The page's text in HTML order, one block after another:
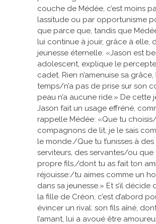
couche de Médée, c’est moins
lassitude ou par opportunisme
que parce que, tandis que
lui continue à jouir, grâce à elle,
jeunesse éternelle. «Jason est
adolescent, explique le
cadet. Rien n’amenuise sa grâce,
temps/n’a pas de prise sur son
peau n’a aucune ride.» De cette
Jason fait un usage effréné,
rappelle Médée: «Que tu
compagnons de lit, je le sais
le monde./Que tu t’unisses à des
serviteurs, des servantes/ou que
propre fils,/dont tu as fait ton
réjouisse:/tu aimes comme un
dans sa jeunesse.» Et s’il décide
la fille de Créon, c’est d’abord
évincer un rival: son fils aîné,
l’amant, lui a avoué être